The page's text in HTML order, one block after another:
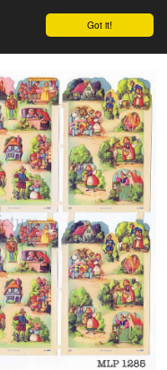
Got it!